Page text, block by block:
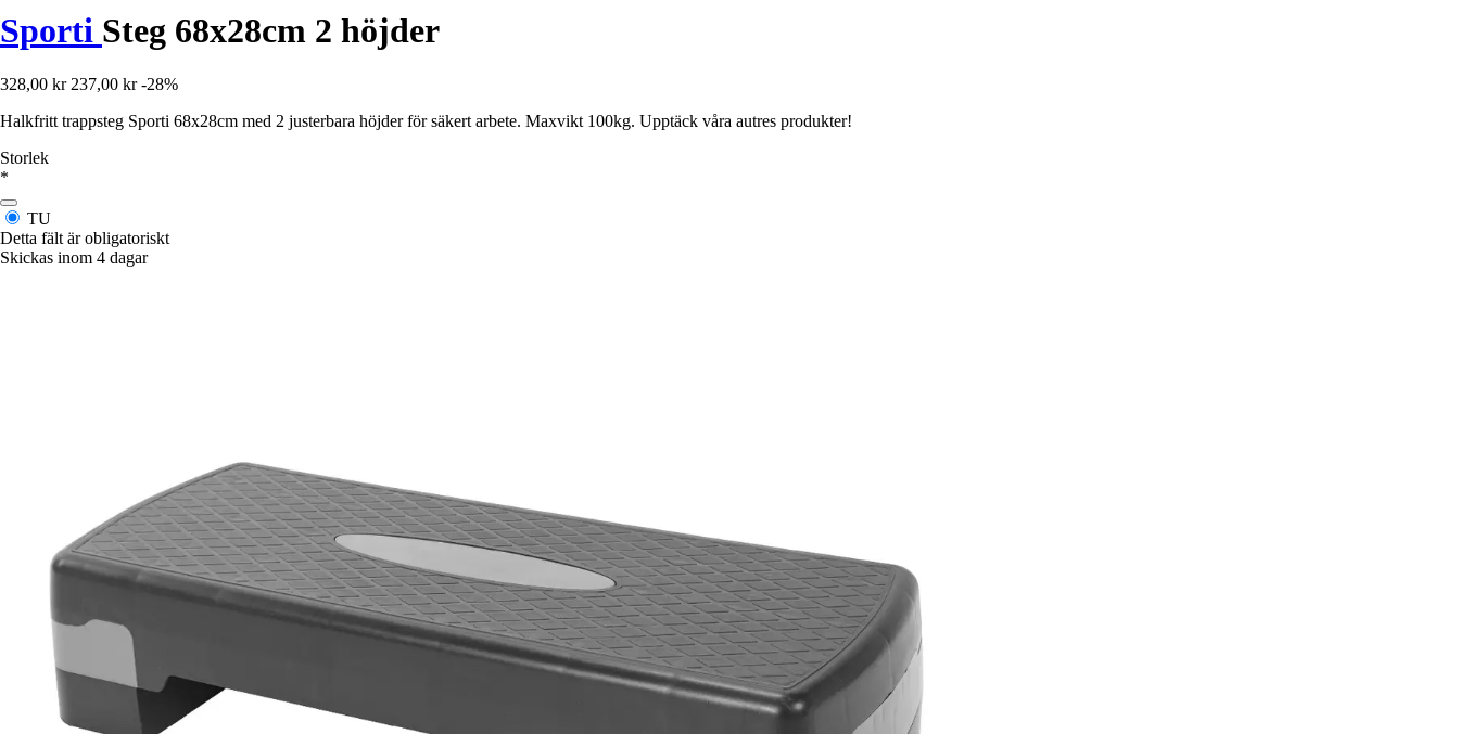
Sporti Steg 68x28cm 2 höjder
328,00 kr 237,00 kr -28%
Halkfritt trappsteg Sporti 68x28cm med 2 justerbara höjder för säkert arbete. Maxvikt 100kg. Upptäck våra autres produkter!
Storlek
*
TU
Detta fält är obligatoriskt
Skickas inom 4 dagar